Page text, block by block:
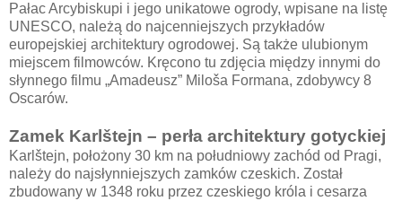
Pałac Arcybiskupi i jego unikatowe ogrody, wpisane na listę
UNESCO, należą do najcenniejszych przykładów
europejskiej architektury ogrodowej. Są także ulubionym
miejscem filmowców. Kręcono tu zdjęcia między innymi do
słynnego filmu „Amadeusz” Miloša Formana, zdobywcy 8
Oscarów.
Zamek Karlštejn – perła architektury gotyckiej
Karlštejn, położony 30 km na południowy zachód od Pragi,
należy do najsłynniejszych zamków czeskich. Został
zbudowany w 1348 roku przez czeskiego króla i cesarza